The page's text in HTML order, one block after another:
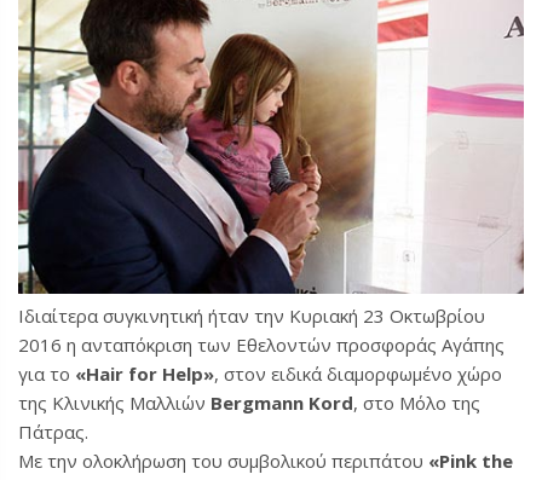
Ιδιαίτερα συγκινητική ήταν την Κυριακή 23 Οκτωβρίου
2016 η ανταπόκριση των Εθελοντών προσφοράς Αγάπης
για το «Hair for Help», στον ειδικά διαμορφωμένο χώρο
της Κλινικής Μαλλιών Bergmann Kord, στο Μόλο της
Πάτρας.
Με την ολοκλήρωση του συμβολικού περιπάτου «Pink the